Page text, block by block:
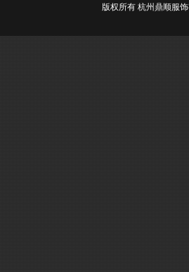
版权所有 杭州鼎顺服